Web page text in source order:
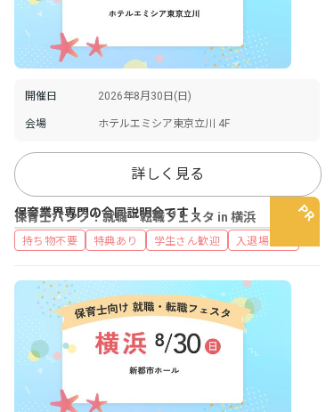
開催日 2026年8月30日(日)
会場 ホテルエミシア東京立川 4F
詳しく見る
保育士バンク！就職・転職フェスタ in 横浜
保育業界専門の合同説明会です！
持ち物不要 特典あり 学生さん歓迎 入退場自由